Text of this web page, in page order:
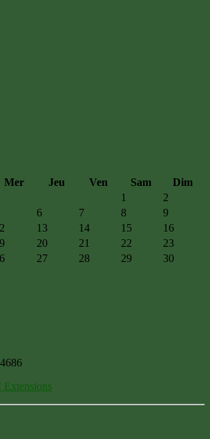
Mer Jeu Ven Sam
Dim
1
2
6 7 8
9
13 14 15
16
20 21 22
23
27 28 29 30